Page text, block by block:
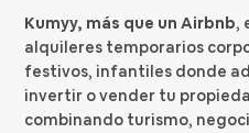
Kumyy, más que un Airbnb,
alquileres temporarios
festivos, infantiles donde
invertir o vender tu
combinando turismo,